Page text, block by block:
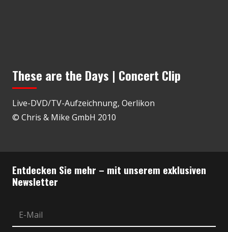
These are the Days | Concert Clip
Live-DVD/TV-Aufzeichnung, Oerlikon
© Chris & Mike GmbH 2010
Entdecken Sie mehr – mit unserem exklusiven
Newsletter